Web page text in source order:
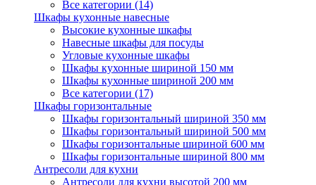
Все категории (14)
Шкафы кухонные навесные
Высокие кухонные шкафы
Навесные шкафы для посуды
Угловые кухонные шкафы
Шкафы кухонные шириной 150 мм
Шкафы кухонные шириной 200 мм
Все категории (17)
Шкафы горизонтальные
Шкафы горизонтальный шириной 350 мм
Шкафы горизонтальный шириной 500 мм
Шкафы горизонтальные шириной 600 мм
Шкафы горизонтальные шириной 800 мм
Антресоли для кухни
Антресоли для кухни высотой 200 мм